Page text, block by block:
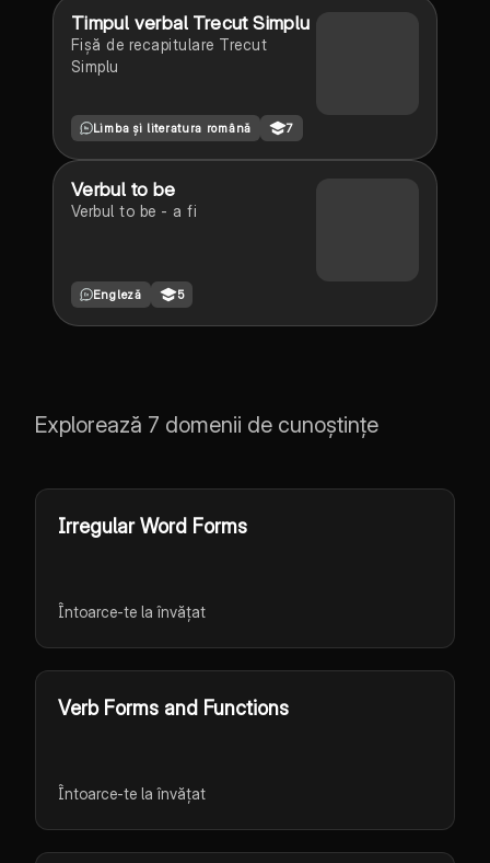
Timpul verbal Trecut Simplu
Fișă de recapitulare Trecut
Simplu
Limba și literatura română 7
Verbul to be
Verbul to be - a fi
Engleză 5
Explorează 7 domenii de cunoștințe
Irregular Word Forms
Întoarce-te la învățat
Verb Forms and Functions
Întoarce-te la învățat